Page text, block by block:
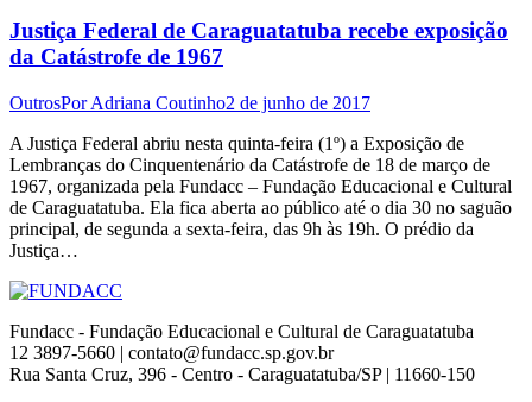
Justiça Federal de Caraguatatuba recebe exposição
da Catástrofe de 1967
OutrosPorAdriana Coutinho2 de junho de 2017
A Justiça Federal abriu nesta quinta-feira (1º) a Exposição de
Lembranças do Cinquentenário da Catástrofe de 18 de março de
1967, organizada pela Fundacc – Fundação Educacional e Cultural
de Caraguatatuba. Ela fica aberta ao público até o dia 30 no saguão
principal, de segunda a sexta-feira, das 9h às 19h. O prédio da
Justiça…
Fundacc - Fundação Educacional e Cultural de Caraguatatuba
12 3897-5660 | contato@fundacc.sp.gov.br
Rua Santa Cruz, 396 - Centro - Caraguatatuba/SP | 11660-150